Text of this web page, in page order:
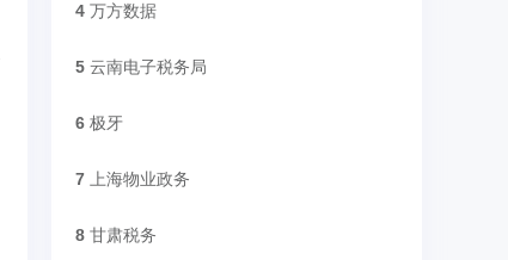
4 万方数据
5 云南电子税务局
6 极牙
7 上海物业政务
8 甘肃税务